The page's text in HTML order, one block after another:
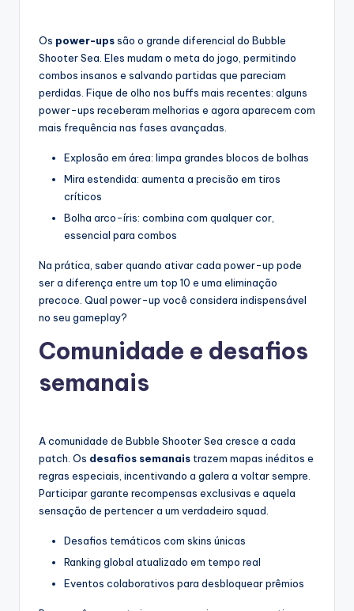
Os power-upssão o grande diferencial do Bubble
Shooter Sea. Eles mudam o meta do jogo, permitindo
combos insanos e salvando partidas que pareciam
perdidas. Fique de olho nos buffs mais recentes: alguns
power-ups receberam melhorias e agora aparecem com
mais frequência nas fases avançadas.
Explosão em área: limpa grandes blocos de bolhas
Mira estendida: aumenta a precisão em tiros
críticos
Bolha arco-íris: combina com qualquer cor,
essencial para combos
Na prática, saber quando ativar cada power-up pode
ser a diferença entre um top 10 e uma eliminação
precoce. Qual power-up você considera indispensável
no seu gameplay?
Comunidade e desafios
semanais
A comunidade de Bubble Shooter Sea cresce a cada
patch. Os desafios semanais trazem mapas inéditos e
regras especiais, incentivando a galera a voltar sempre.
Participar garante recompensas exclusivas e aquela
sensação de pertencer a um verdadeiro squad.
Desafios temáticos com skins únicas
Ranking global atualizado em tempo real
Eventos colaborativos para desbloquear prêmios